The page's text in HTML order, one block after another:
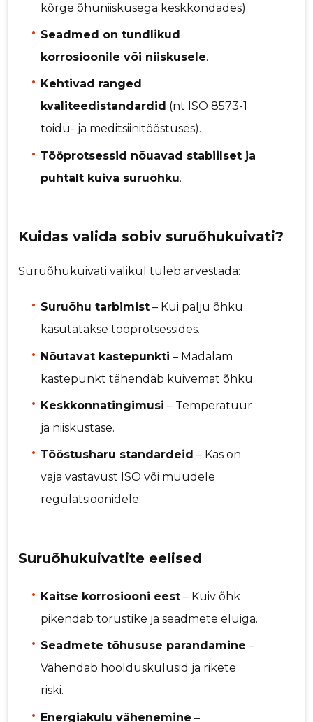
kõrge õhuniiskusega keskkondades).
Seadmed on tundlikud
korrosioonile või niiskusele.
Kehtivad ranged
kvaliteedistandardid (nt ISO 8573-1
toidu- ja meditsiinitööstuses).
Tööprotsessid nõuavad stabiilset ja
puhtalt kuiva suruõhku.
Kuidas valida sobiv suruõhukuivati?
Suruõhukuivati valikul tuleb arvestada:
Suruõhu tarbimist – Kui palju õhku
kasutatakse tööprotsessides.
Nõutavat kastepunkti – Madalam
kastepunkt tähendab kuivemat õhku.
Keskkonnatingimusi – Temperatuur
ja niiskustase.
Tööstusharu standardeid – Kas on
vaja vastavust ISO või muudele
regulatsioonidele.
Suruõhukuivatite eelised
Kaitse korrosiooni eest – Kuiv õhk
pikendab torustike ja seadmete eluiga.
Seadmete tõhususe parandamine –
Vähendab hoolduskulusid ja rikete
riski.
Energiakulu vähenemine –